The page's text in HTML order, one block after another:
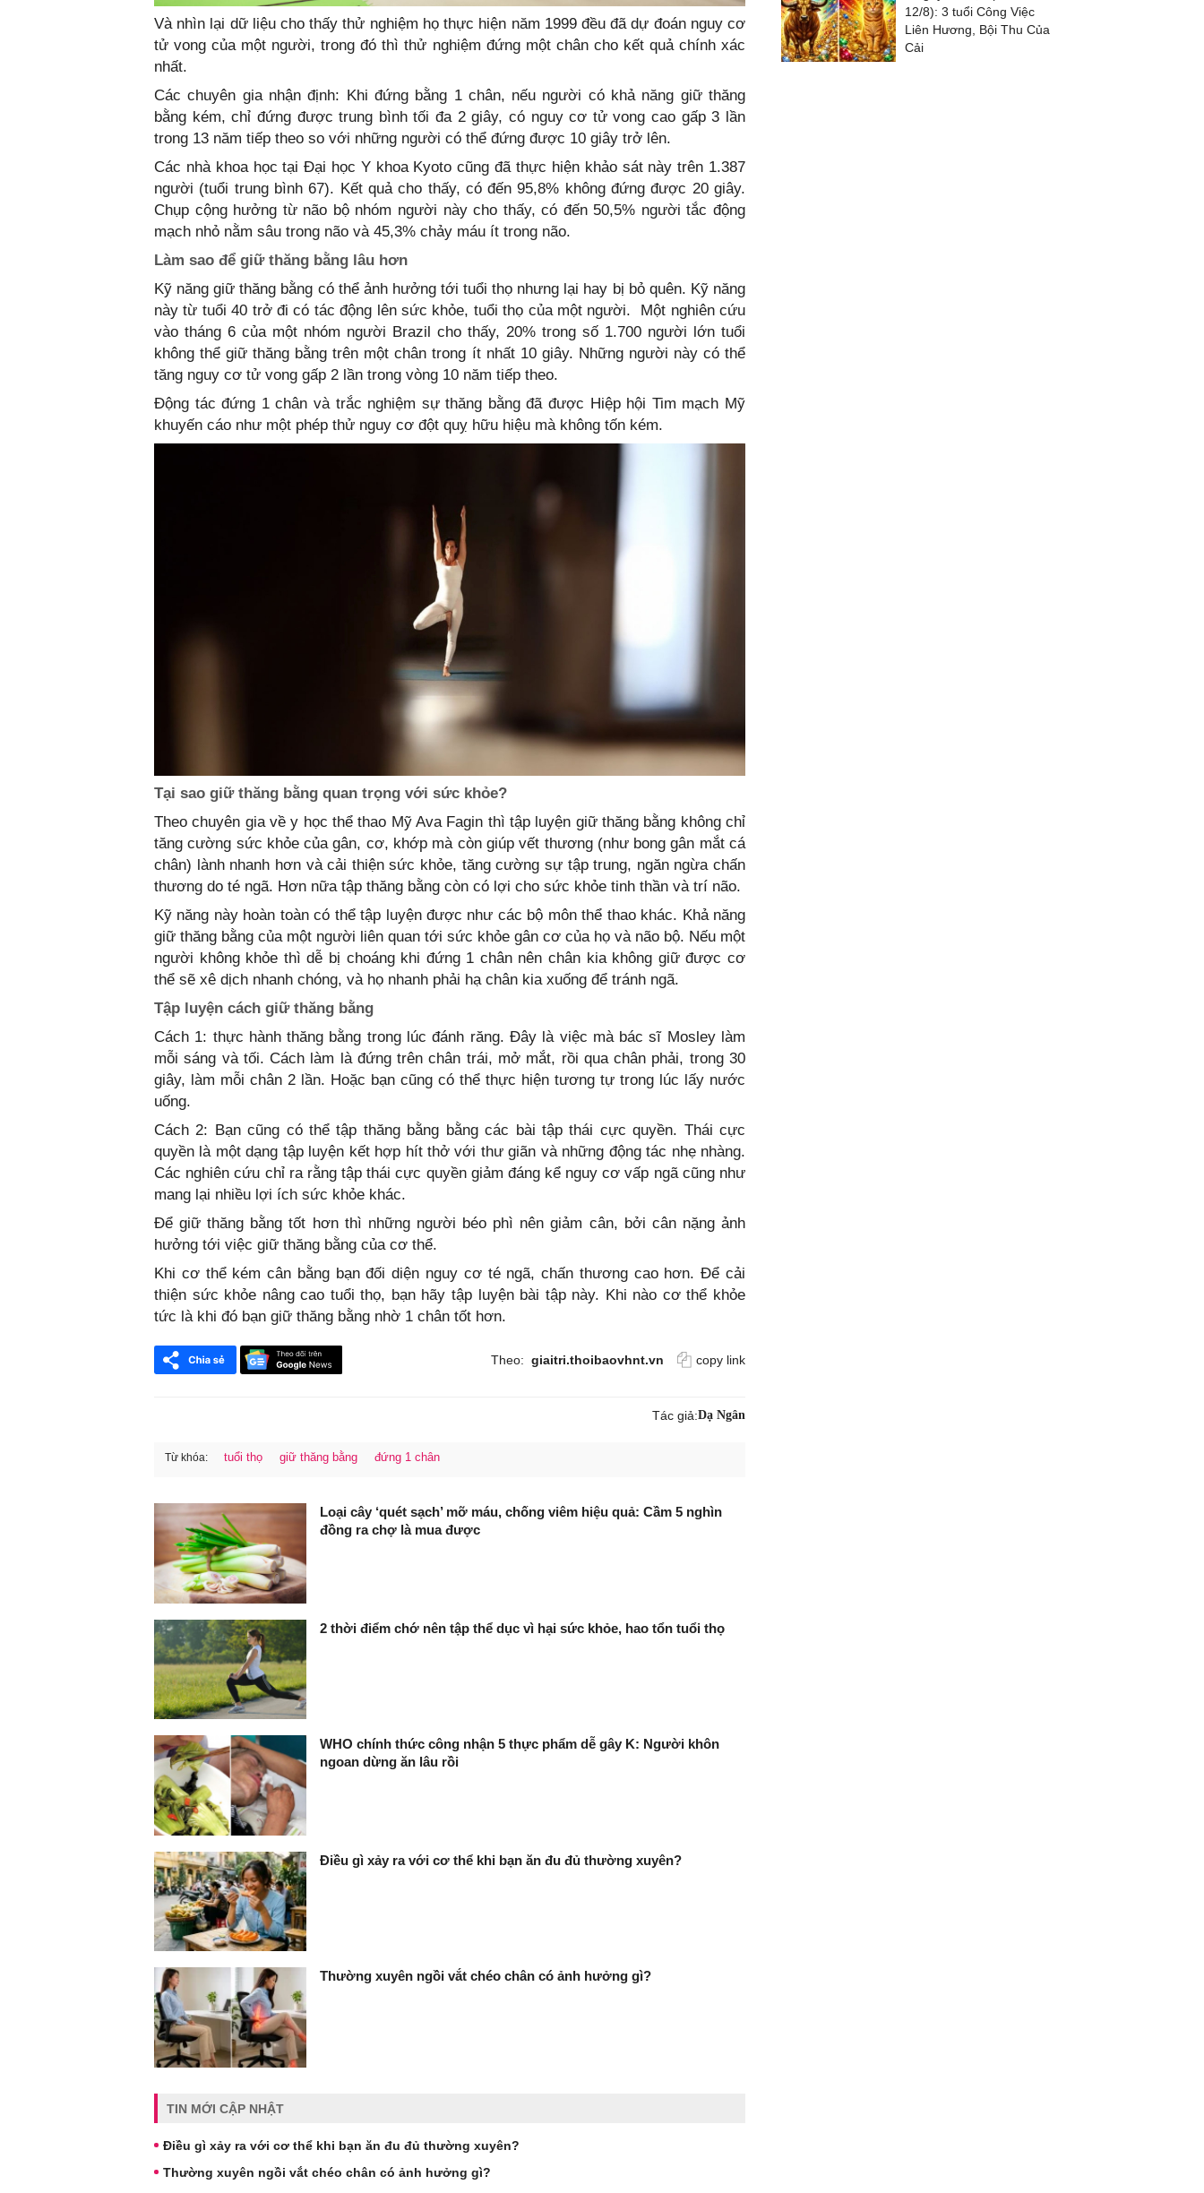
Và nhìn lại dữ liệu cho thấy thử nghiệm họ thực hiện năm 1999 đều đã dự đoán nguy cơ
tử vong của một người, trong đó thì thử nghiệm đứng một chân cho kết quả chính xác
nhất.
Các chuyên gia nhận định: Khi đứng bằng 1 chân, nếu người có khả năng giữ thăng
bằng kém, chỉ đứng được trung bình tối đa 2 giây, có nguy cơ tử vong cao gấp 3 lần
trong 13 năm tiếp theo so với những người có thể đứng được 10 giây trở lên.
Các nhà khoa học tại Đại học Y khoa Kyoto cũng đã thực hiện khảo sát này trên 1.387
người (tuổi trung bình 67). Kết quả cho thấy, có đến 95,8% không đứng được 20 giây.
Chụp cộng hưởng từ não bộ nhóm người này cho thấy, có đến 50,5% người tắc động
mạch nhỏ nằm sâu trong não và 45,3% chảy máu ít trong não.
Làm sao để giữ thăng bằng lâu hơn
Kỹ năng giữ thăng bằng có thể ảnh hưởng tới tuổi thọ nhưng lại hay bị bỏ quên. Kỹ năng
này từ tuổi 40 trở đi có tác động lên sức khỏe, tuổi thọ của một người. Một nghiên cứu
vào tháng 6 của một nhóm người Brazil cho thấy, 20% trong số 1.700 người lớn tuổi
không thể giữ thăng bằng trên một chân trong ít nhất 10 giây. Những người này có thể
tăng nguy cơ tử vong gấp 2 lần trong vòng 10 năm tiếp theo.
Động tác đứng 1 chân và trắc nghiệm sự thăng bằng đã được Hiệp hội Tim mạch Mỹ
khuyến cáo như một phép thử nguy cơ đột quỵ hữu hiệu mà không tốn kém.
Tại sao giữ thăng bằng quan trọng với sức khỏe?
Theo chuyên gia về y học thể thao Mỹ Ava Fagin thì tập luyện giữ thăng bằng không chỉ
tăng cường sức khỏe của gân, cơ, khớp mà còn giúp vết thương (như bong gân mắt cá
chân) lành nhanh hơn và cải thiện sức khỏe, tăng cường sự tập trung, ngăn ngừa chấn
thương do té ngã. Hơn nữa tập thăng bằng còn có lợi cho sức khỏe tinh thần và trí não.
Kỹ năng này hoàn toàn có thể tập luyện được như các bộ môn thể thao khác. Khả năng
giữ thăng bằng của một người liên quan tới sức khỏe gân cơ của họ và não bộ. Nếu một
người không khỏe thì dễ bị choáng khi đứng 1 chân nên chân kia không giữ được cơ
thể sẽ xê dịch nhanh chóng, và họ nhanh phải hạ chân kia xuống để tránh ngã.
Tập luyện cách giữ thăng bằng
Cách 1: thực hành thăng bằng trong lúc đánh răng. Đây là việc mà bác sĩ Mosley làm
mỗi sáng và tối. Cách làm là đứng trên chân trái, mở mắt, rồi qua chân phải, trong 30
giây, làm mỗi chân 2 lần. Hoặc bạn cũng có thể thực hiện tương tự trong lúc lấy nước
uống.
Cách 2: Bạn cũng có thể tập thăng bằng bằng các bài tập thái cực quyền. Thái cực
quyền là một dạng tập luyện kết hợp hít thở với thư giãn và những động tác nhẹ nhàng.
Các nghiên cứu chỉ ra rằng tập thái cực quyền giảm đáng kể nguy cơ vấp ngã cũng như
mang lại nhiều lợi ích sức khỏe khác.
Để giữ thăng bằng tốt hơn thì những người béo phì nên giảm cân, bởi cân nặng ảnh
hưởng tới việc giữ thăng bằng của cơ thể.
Khi cơ thể kém cân bằng bạn đối diện nguy cơ té ngã, chấn thương cao hơn. Để cải
thiện sức khỏe nâng cao tuổi thọ, bạn hãy tập luyện bài tập này. Khi nào cơ thể khỏe
tức là khi đó bạn giữ thăng bằng nhờ 1 chân tốt hơn.
Theo: giaitri.thoibaovhnt.vn copy link
Tác giả:Dạ Ngân
Từ khóa: tuổi thọ giữ thăng bằng đứng 1 chân
Loại cây ‘quét sạch’ mỡ máu, chống viêm hiệu quả: Cầm 5 nghìn
đồng ra chợ là mua được
2 thời điểm chớ nên tập thể dục vì hại sức khỏe, hao tổn tuổi thọ
WHO chính thức công nhận 5 thực phẩm dễ gây K: Người khôn
ngoan dừng ăn lâu rồi
Điều gì xảy ra với cơ thể khi bạn ăn đu đủ thường xuyên?
Thường xuyên ngồi vắt chéo chân có ảnh hưởng gì?
TIN MỚI CẬP NHẬT
Điều gì xảy ra với cơ thể khi bạn ăn đu đủ thường xuyên?
Thường xuyên ngồi vắt chéo chân có ảnh hưởng gì?
12/8): 3 tuổi Công Việc
Liên Hương, Bội Thu Của
Cải